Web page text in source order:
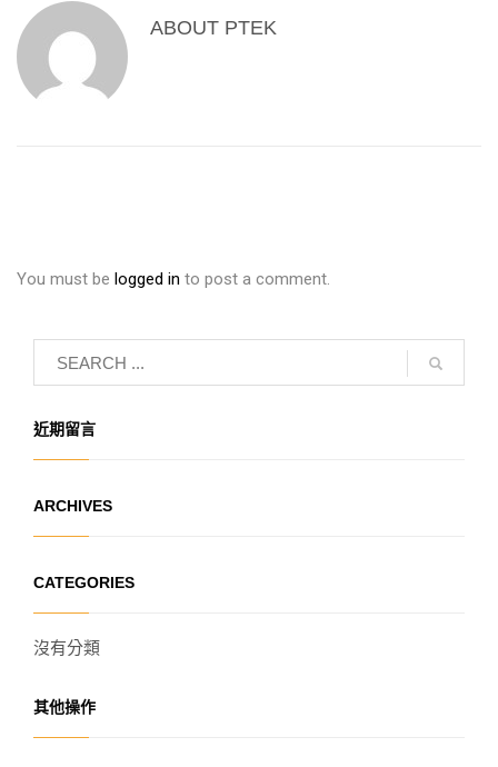
ABOUT PTEK
You must be logged in to post a comment.
近期留言
ARCHIVES
CATEGORIES
沒有分類
其他操作